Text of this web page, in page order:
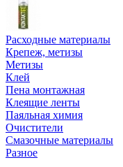
Расходные материалы
Крепеж, метизы
Метизы
Клей
Пена монтажная
Клеящие ленты
Паяльная химия
Очистители
Смазочные материалы
Разное